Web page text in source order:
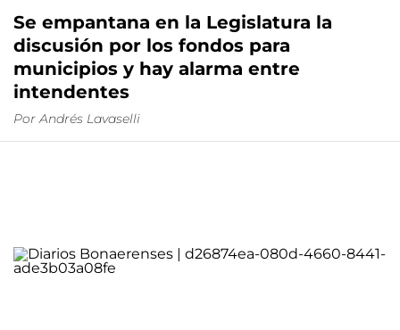
Se empantana en la Legislatura la
discusión por los fondos para
municipios y hay alarma entre
intendentes
Por Andrés Lavaselli